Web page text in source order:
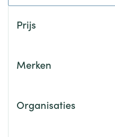
Prijs
Merken
Organisaties